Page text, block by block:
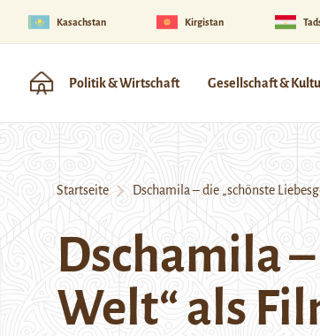
Kasachstan Kirgistan
Politik & Wirtschaft Gesellschaft &
Startseite Dschamila – die „schönste
Dschamila
Welt“ als